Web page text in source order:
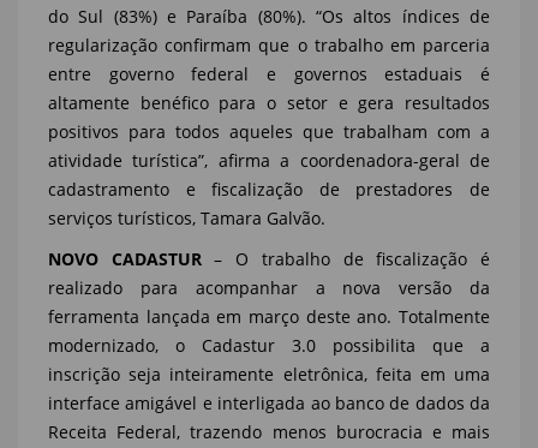
do Sul (83%) e Paraíba (80%). “Os altos índices de
regularização confirmam que o trabalho em parceria
entre governo federal e governos estaduais é
altamente benéfico para o setor e gera resultados
positivos para todos aqueles que trabalham com a
atividade turística”, afirma a coordenadora-geral de
cadastramento e fiscalização de prestadores de
serviços turísticos, Tamara Galvão.
NOVO CADASTUR– O trabalho de fiscalização é
realizado para acompanhar a nova versão da
ferramenta lançada em março deste ano. Totalmente
modernizado, o Cadastur 3.0 possibilita que a
inscrição seja inteiramente eletrônica, feita em uma
interface amigável e interligada ao banco de dados da
Receita Federal, trazendo menos burocracia e mais